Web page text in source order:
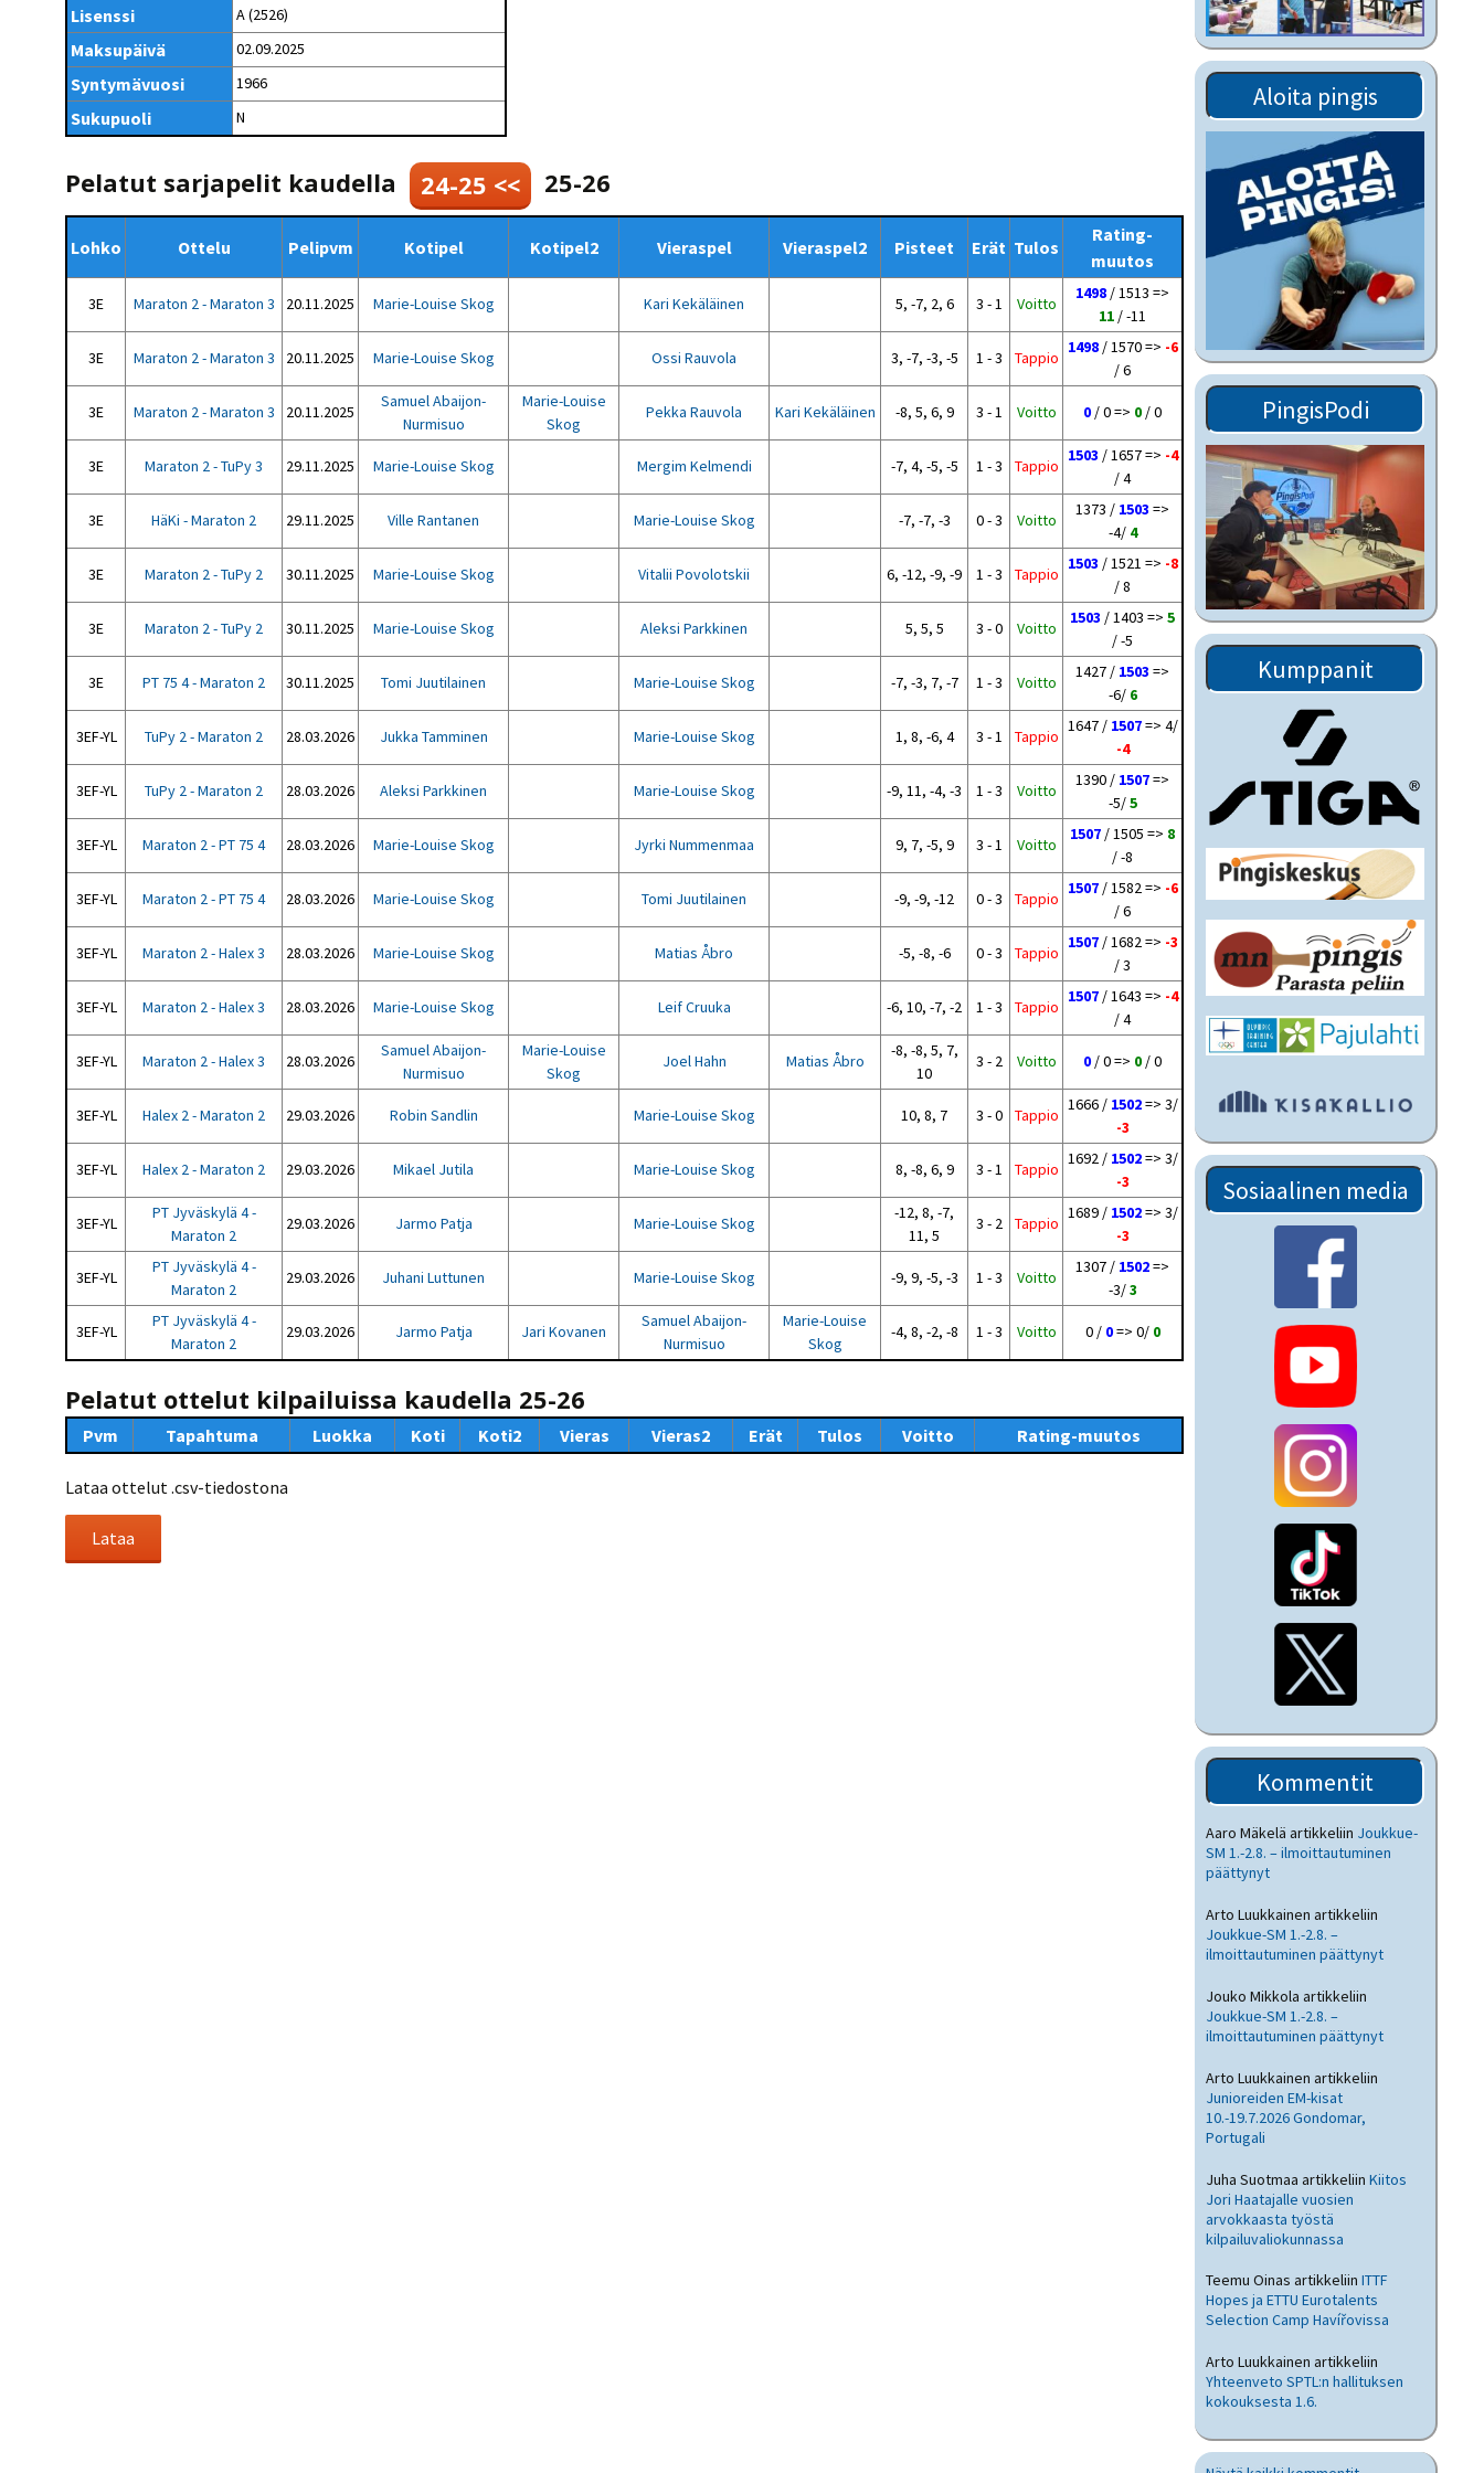
Valiokunnat
Strategia 2025-2030
Vastuullisuus
Ilmoita epäasiallisesta
käytöksestä
Hallintosääntö
NETU in English
ohjeet
Rating-artikkelit
Rating-manuaali
Julkaistut Rating-listat
Päivärating
6-divisioona
Sarjatiedotteet
Pelipaikat ja
joukkueiden
yhteyshenkilöt
Seurasiirrot
Kisajärjestäjien
Maahanmuuttajien
kotouttaminen ja
sukupuolten tasa-arvo
pöytätenniksessä
kattavan osallisuuden
kautta
Lisenssi A (2526)
Maksupäivä 02.09.2025
Syntymävuosi 1966
Sukupuoli N
Pelatut sarjapelit kaudella 24-25 << 25-26
Lohko Ottelu Pelipvm Kotipel Kotipel2 Vieraspel Vieraspel2 Pisteet Erät Tulos
Rating-
muutos
3E Maraton 2 - Maraton 3 20.11.2025 Marie-Louise Skog Kari Kekäläinen 5, -7, 2, 6 3 - 1 Voitto
1498 / 1513 =>
11 / -11
3E Maraton 2 - Maraton 3 20.11.2025 Marie-Louise Skog Ossi Rauvola 3, -7, -3, -5 1 - 3 Tappio
1498/ 1570 => -6
/ 6
3E Maraton 2 - Maraton 3 20.11.2025
Samuel Abaijon-
Nurmisuo
Marie-Louise
Skog
Pekka Rauvola Kari Kekäläinen -8, 5, 6, 9 3 - 1 Voitto 0 / 0 => 0 / 0
3E Maraton 2 - TuPy 3 29.11.2025 Marie-Louise Skog Mergim Kelmendi -7, 4, -5, -5 1 - 3 Tappio
1503 / 1657 => -4
/ 4
3E HäKi - Maraton 2 29.11.2025 Ville Rantanen Marie-Louise Skog -7, -7, -3 0 - 3 Voitto
1373 / 1503 =>
-4/ 4
3E Maraton 2 - TuPy 2 30.11.2025 Marie-Louise Skog Vitalii Povolotskii 6, -12, -9, -9 1 - 3 Tappio
1503 / 1521 => -8
/ 8
3E Maraton 2 - TuPy 2 30.11.2025 Marie-Louise Skog Aleksi Parkkinen 5, 5, 5 3 - 0 Voitto
1503 / 1403 => 5
/ -5
3E PT 75 4 - Maraton 2 30.11.2025 Tomi Juutilainen Marie-Louise Skog -7, -3, 7, -7 1 - 3 Voitto
1427 / 1503 =>
-6/ 6
3EF-YL TuPy 2 - Maraton 2 28.03.2026 Jukka Tamminen Marie-Louise Skog 1, 8, -6, 4 3 - 1 Tappio
1647 / 1507=> 4/
-4
3EF-YL TuPy 2 - Maraton 2 28.03.2026 Aleksi Parkkinen Marie-Louise Skog -9, 11, -4, -3 1 - 3 Voitto
1390 / 1507=>
-5/5
3EF-YL Maraton 2 - PT 75 4 28.03.2026 Marie-Louise Skog Jyrki Nummenmaa 9, 7, -5, 9 3 - 1 Voitto
1507 / 1505 => 8
/ -8
3EF-YL Maraton 2 - PT 75 4 28.03.2026 Marie-Louise Skog Tomi Juutilainen -9, -9, -12 0 - 3 Tappio
1507/ 1582 => -6
/ 6
3EF-YL Maraton 2 - Halex 3 28.03.2026 Marie-Louise Skog Matias Åbro -5, -8, -6 0 - 3 Tappio
1507/ 1682 => -3
/ 3
3EF-YL Maraton 2 - Halex 3 28.03.2026 Marie-Louise Skog Leif Cruuka -6, 10, -7, -2 1 - 3 Tappio
1507/ 1643 => -4
/ 4
3EF-YL Maraton 2 - Halex 3 28.03.2026
Samuel Abaijon-
Nurmisuo
Marie-Louise
Skog
Joel Hahn Matias Åbro
-8, -8, 5, 7,
10
3 - 2 Voitto 0 / 0 => 0 / 0
3EF-YL Halex 2 - Maraton 2 29.03.2026 Robin Sandlin Marie-Louise Skog 10, 8, 7 3 - 0 Tappio
1666 / 1502=> 3/
-3
3EF-YL Halex 2 - Maraton 2 29.03.2026 Mikael Jutila Marie-Louise Skog 8, -8, 6, 9 3 - 1 Tappio
1692 / 1502=> 3/
-3
3EF-YL
PT Jyväskylä 4 -
Maraton 2
29.03.2026 Jarmo Patja Marie-Louise Skog
-12, 8, -7,
11, 5
3 - 2 Tappio
1689 / 1502=> 3/
-3
3EF-YL
PT Jyväskylä 4 -
Maraton 2
29.03.2026 Juhani Luttunen Marie-Louise Skog -9, 9, -5, -3 1 - 3 Voitto
1307 / 1502=>
-3/3
3EF-YL
PT Jyväskylä 4 -
Maraton 2
29.03.2026 Jarmo Patja Jari Kovanen
Samuel Abaijon-
Nurmisuo
Marie-Louise
Skog
-4, 8, -2, -8 1 - 3 Voitto 0 / 0=> 0/ 0
Pelatut ottelut kilpailuissa kaudella 25-26
Pvm Tapahtuma Luokka Koti Koti2 Vieras Vieras2 Erät Tulos Voitto Rating-muutos
Lataa ottelut .csv-tiedostona
Aloita pingis
PingisPodi
Kumppanit
Sosiaalinen media
Kommentit
Aaro Mäkelä artikkeliin Joukkue-
SM 1.-2.8. – ilmoittautuminen
päättynyt
Arto Luukkainen artikkeliin
Joukkue-SM 1.-2.8. –
ilmoittautuminen päättynyt
Jouko Mikkola artikkeliin
Joukkue-SM 1.-2.8. –
ilmoittautuminen päättynyt
Arto Luukkainen artikkeliin
Junioreiden EM-kisat
10.-19.7.2026 Gondomar,
Portugali
Juha Suotmaa artikkeliin Kiitos
Jori Haatajalle vuosien
arvokkaasta työstä
kilpailuvaliokunnassa
Teemu Oinas artikkeliin ITTF
Hopes ja ETTU Eurotalents
Selection Camp Havířovissa
Arto Luukkainen artikkeliin
Yhteenveto SPTL:n hallituksen
kokouksesta 1.6.